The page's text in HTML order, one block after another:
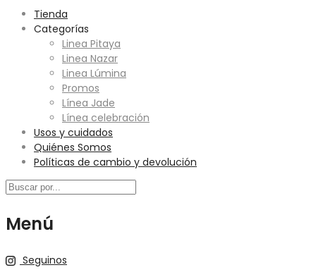
Tienda
Categorías
Linea Pitaya
Linea Nazar
Linea Lúmina
Promos
Línea Jade
Línea celebración
Usos y cuidados
Quiénes Somos
Políticas de cambio y devolución
Menú
Seguinos